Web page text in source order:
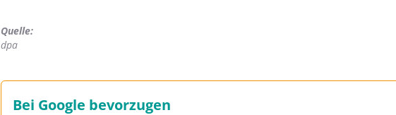
Quelle:
dpa
Bei Google bevorzugen